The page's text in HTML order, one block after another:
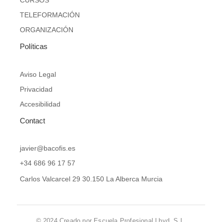
TELEFORMACIÓN
ORGANIZACIÓN
Políticas
Aviso Legal
Privacidad
Accesibilidad
Contact
javier@bacofis.es
+34 686 96 17 57
Carlos Valcarcel 29 30.150 La Alberca Murcia